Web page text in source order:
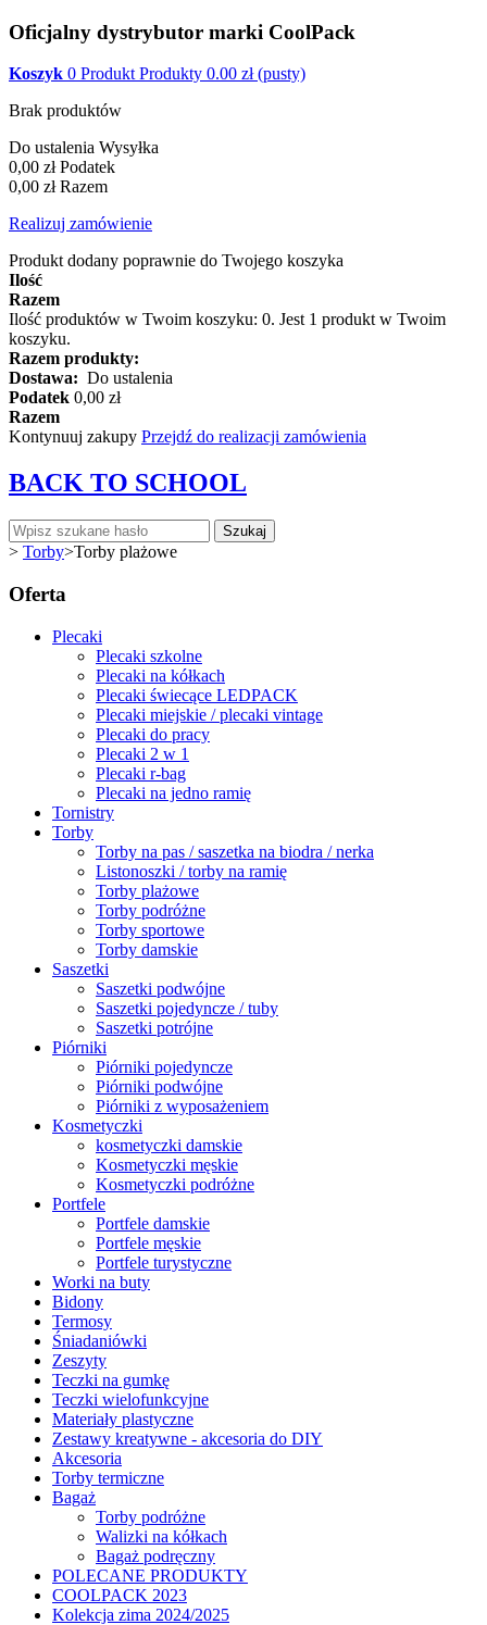
Oficjalny dystrybutor marki CoolPack
Koszyk 0 Produkt Produkty 0.00 zł (pusty)
Brak produktów
Do ustalenia Wysyłka
0,00 zł Podatek
0,00 zł Razem
Realizuj zamówienie
Produkt dodany poprawnie do Twojego koszyka
Ilość
Razem
Ilość produktów w Twoim koszyku: 0. Jest 1 produkt w Twoim
koszyku.
Razem produkty:
Dostawa: Do ustalenia
Podatek 0,00 zł
Razem
Kontynuuj zakupy Przejdź do realizacji zamówienia
BACK TO SCHOOL
Szukaj
> Torby>Torby plażowe
Oferta
Plecaki
Plecaki szkolne
Plecaki na kółkach
Plecaki świecące LEDPACK
Plecaki miejskie / plecaki vintage
Plecaki do pracy
Plecaki 2 w 1
Plecaki r-bag
Plecaki na jedno ramię
Tornistry
Torby
Torby na pas / saszetka na biodra / nerka
Listonoszki / torby na ramię
Torby plażowe
Torby podróżne
Torby sportowe
Torby damskie
Saszetki
Saszetki podwójne
Saszetki pojedyncze / tuby
Saszetki potrójne
Piórniki
Piórniki pojedyncze
Piórniki podwójne
Piórniki z wyposażeniem
Kosmetyczki
kosmetyczki damskie
Kosmetyczki męskie
Kosmetyczki podróżne
Portfele
Portfele damskie
Portfele męskie
Portfele turystyczne
Worki na buty
Bidony
Termosy
Śniadaniówki
Zeszyty
Teczki na gumkę
Teczki wielofunkcyjne
Materiały plastyczne
Zestawy kreatywne - akcesoria do DIY
Akcesoria
Torby termiczne
Bagaż
Torby podróżne
Walizki na kółkach
Bagaż podręczny
POLECANE PRODUKTY
COOLPACK 2023
Kolekcja zima 2024/2025